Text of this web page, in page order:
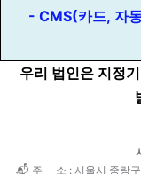
- CMS(카드, 자
우리 법인은 지정
📬 주 소 : 서울시 중랑